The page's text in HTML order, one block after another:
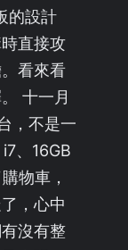
的設計
直接攻
看來看
十一月
，不是一
、16GB
物車，
，心中
沒有整